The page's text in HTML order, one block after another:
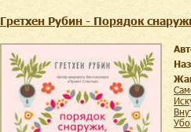
Гретхен Рубин - Порядок